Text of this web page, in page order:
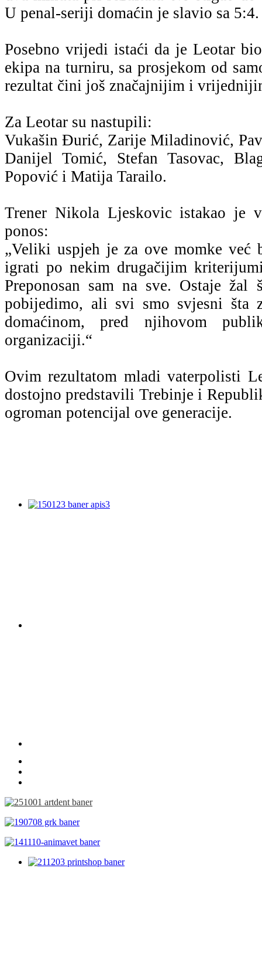
U penal-seriji domaćin je slavio sa 5:4.
Posebno vrijedi istaći da je Leotar
ekipa na turniru, sa prosjekom od
rezultat čini još značajnijim i
Za Leotar su nastupili:
Vukašin Đurić, Zarije Miladinović,
Danijel Tomić, Stefan Tasovac,
Popović i Matija Tarailo.
Trener Nikola Ljeskovic istakao je
ponos:
„Veliki uspjeh je za ove momke već
igrati po nekim drugačijim
Preponosan sam na sve. Ostaje žal
pobijedimo, ali svi smo svjesni šta
domaćinom, pred njihovom
organizaciji.“
Ovim rezultatom mladi vaterpolisti
dostojno predstavili Trebinje i
ogroman potencijal ove generacije.